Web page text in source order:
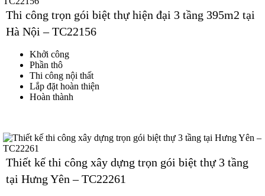
Thi công trọn gói biệt thự hiện đại 3 tầng 395m2 tại
Hà Nội – TC22156
Khởi công
Phần thô
Thi công nội thất
Lắp đặt hoàn thiện
Hoàn thành
Thiết kế thi công xây dựng trọn gói biệt thự 3 tầng
tại Hưng Yên – TC22261